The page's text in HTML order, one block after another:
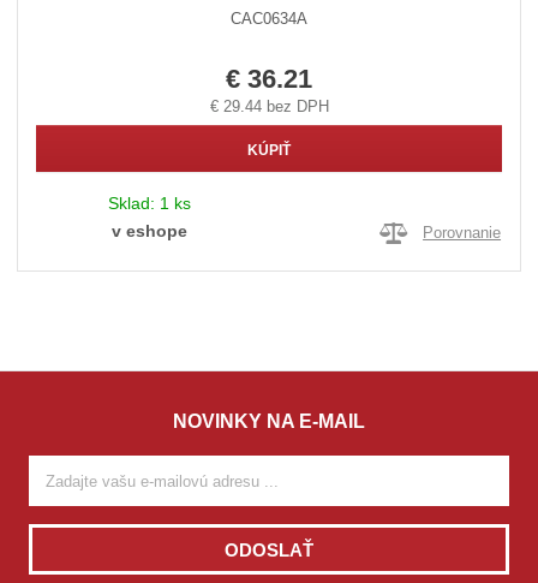
CAC0634A
€ 36.21
€ 29.44 bez DPH
KÚPIŤ
Sklad: 1 ks
v eshope
Porovnanie
NOVINKY NA E-MAIL
ODOSLAŤ